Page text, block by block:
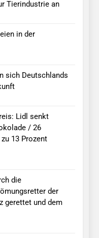
Tierindustrie an
in der
sich Deutschlands
Lidl senkt
/ 26
13 Prozent
die
der
gerettet und dem